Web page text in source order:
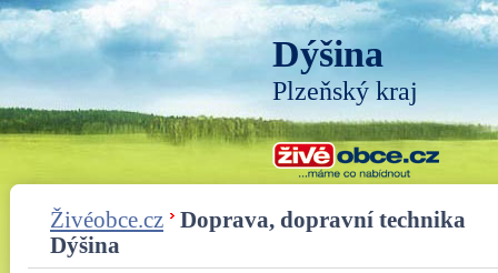
Dýšina
Plzeňský kraj
Živéobce.cz
Doprava, dopravní technika
Dýšina